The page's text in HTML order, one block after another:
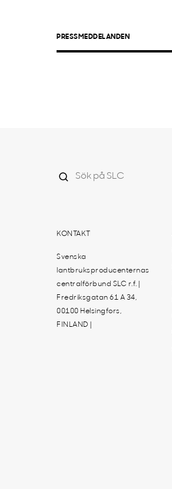
PRESSMEDDELANDEN
KONTAKT
Svenska
lantbruksproducenternas
centralförbund SLC r.f. |
Fredriksgatan 61 A 34,
00100 Helsingfors,
FINLAND |